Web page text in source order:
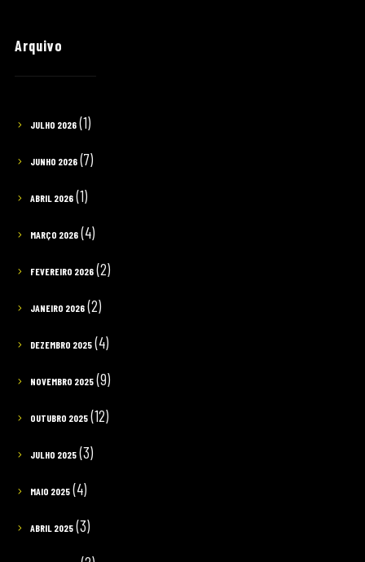
Arquivo
JULHO 2026(1)
JUNHO 2026(7)
ABRIL 2026(1)
MARÇO 2026(4)
FEVEREIRO 2026(2)
JANEIRO 2026(2)
DEZEMBRO 2025(4)
NOVEMBRO 2025(9)
OUTUBRO 2025(12)
JULHO 2025(3)
MAIO 2025(4)
ABRIL 2025(3)